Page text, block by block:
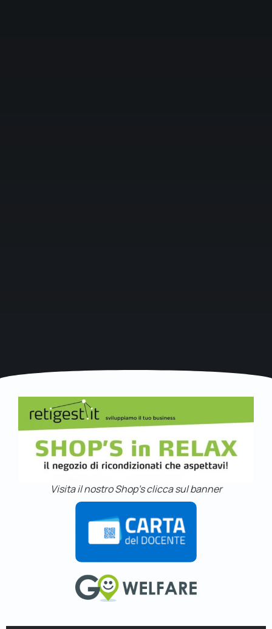
Visita il nostro Shop's clicca sul banner